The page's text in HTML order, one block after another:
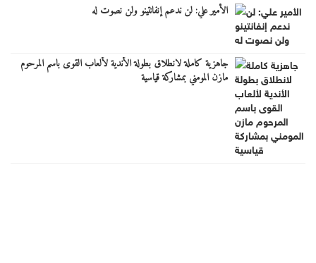
الأمير علي: لن ندعم إنفانتينو ولن نصوت له
جاهزية كاملة لانطلاق بطولة الأندية لألعاب القوى باسم المرحوم
مازن المومني بمشاركة قياسية